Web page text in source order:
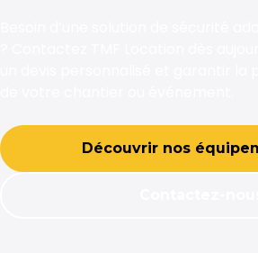
Découvrir nos